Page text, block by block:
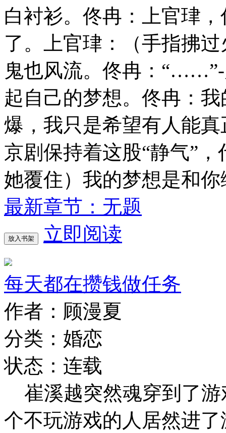
白衬衫。佟冉：上官珒
了。上官珒：（手指拂
鬼也风流。佟冉：
起自己的梦想。佟冉：
爆，我只是希望有人能
京剧保持着这股“静气”
她覆住）我的梦想是和你
最新章节：无题
放入书架 立即阅读
每天都在攒钱做任务
作者：顾漫夏
分类：婚恋
状态：连载
崔溪越突然魂穿到了游
个不玩游戏的人居然进